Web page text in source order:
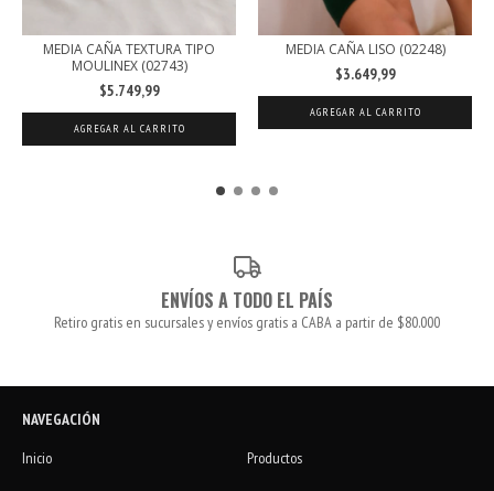
MEDIA CAÑA TEXTURA TIPO
MOULINEX (02743)
$5.749,99
AGREGAR AL CARRITO
MEDIA CAÑA LISO (02248)
$3.649,99
AGREGAR AL CARRITO
ENVÍOS A TODO EL PAÍS
Retiro gratis en sucursales y envíos gratis a CABA a partir de $80.000
NAVEGACIÓN
Inicio
Productos